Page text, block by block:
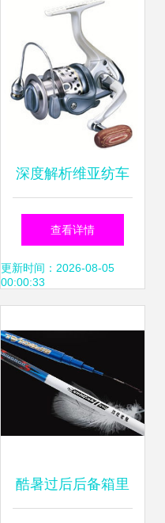
深度解析维亚纺车
轮 功能、性能与选
购全指南
查看详情
更新时间：2026-08-05
00:00:33
酷暑过后后备箱里